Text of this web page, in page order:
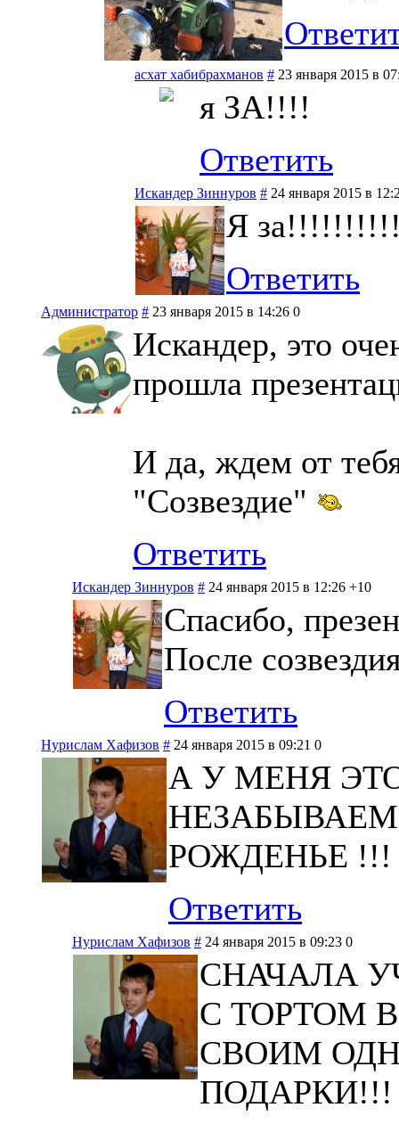
асхат хабибрахманов # 23 января 2015 в
я ЗА!!!!
Ответить
Искандер Зиннуров # 24 января 2015 в
Я
Ответить
Администратор # 23 января 2015 в 14:26 0
Искандер, это
прошла
И да, ждем от
"Созвездие"
Ответить
Искандер Зиннуров # 24 января 2015 в 12:26 +10
Спасибо,
После
Ответить
Нурислам Хафизов # 24 января 2015 в 09:21 0
А У МЕНЯ
РОЖДЕНЬЕ !!!
Ответить
Нурислам Хафизов # 24 января 2015 в 09:23 0
СНАЧАЛА
С ТОРТОМ
СВОИМ
ПОДАРКИ!!!